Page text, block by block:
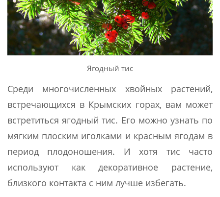
Ягодный тис
Среди многочисленных хвойных растений,
встречающихся в Крымских горах, вам может
встретиться ягодный тис. Его можно узнать по
мягким плоским иголками и красным ягодам в
период плодоношения. И хотя тис часто
используют как декоративное растение,
близкого контакта с ним лучше избегать.